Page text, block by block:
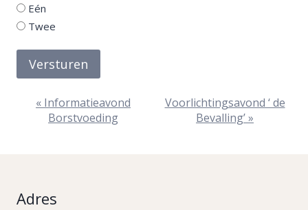
Eén
Twee
Versturen
Evenement
Navigatie
« Informatieavond
Borstvoeding
Voorlichtingsavond ‘ de
Bevalling’»
Adres